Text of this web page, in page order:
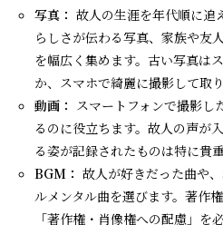
写真： 故人の生涯を年代順に追
らしさが伝わる写真、家族や友
を幅広く集めます。古い写真は
か、スマホで綺麗に撮影して取
動画： スマートフォンで撮影し
るのに役立ちます。故人の声が
る姿が記録されたものは特に貴重
BGM： 故人が好きだった曲や
ルメンタル曲を選びます。著作
「著作権・肖像権への配慮」を